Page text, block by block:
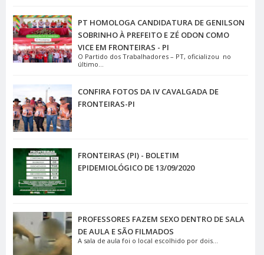
PT HOMOLOGA CANDIDATURA DE GENILSON
SOBRINHO À PREFEITO E ZÉ ODON COMO
VICE EM FRONTEIRAS - PI
O Partido dos Trabalhadores – PT, oficializou no
último...
CONFIRA FOTOS DA IV CAVALGADA DE
FRONTEIRAS-PI
FRONTEIRAS (PI) - BOLETIM
EPIDEMIOLÓGICO DE 13/09/2020
PROFESSORES FAZEM SEXO DENTRO DE SALA
DE AULA E SÃO FILMADOS
A sala de aula foi o local escolhido por dois...